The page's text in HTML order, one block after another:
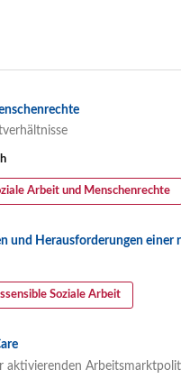
Arbeit und Menschenrechte
und Herausforderungen einer
Soziale Arbeit
aktivierenden